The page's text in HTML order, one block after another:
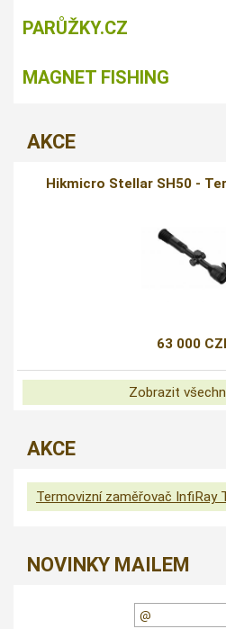
PARŮŽKY.CZ
MAGNET FISHING
AKCE
Hikmicro Stellar SH50 -
63 000
Zobrazit
AKCE
Termovizní zaměřovač InfiRay
NOVINKY MAILEM